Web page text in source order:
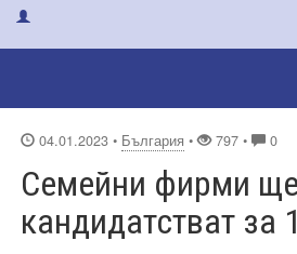
04.01.2023 • България • 797 • 0
Семейни фирми
кандидатстват за